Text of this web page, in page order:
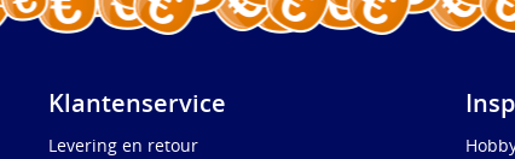
Klantenservice
Levering en retour